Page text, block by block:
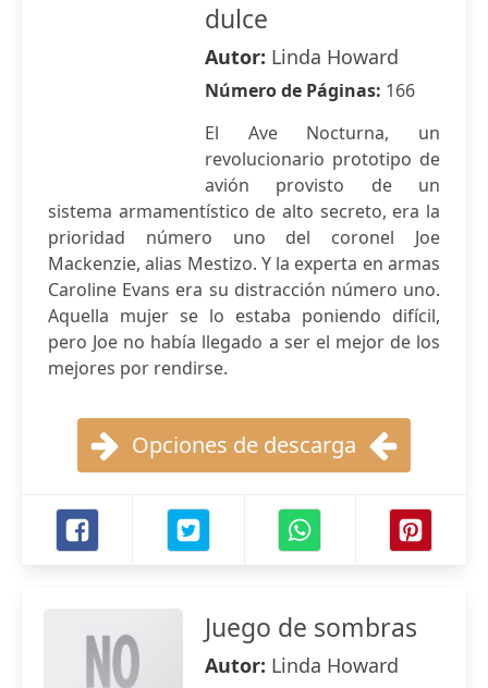
dulce
Autor: Linda Howard
Número de Páginas: 166
El Ave Nocturna, un
revolucionario prototipo de
avión provisto de un
sistema armamentístico de alto secreto, era la
prioridad número uno del coronel Joe
Mackenzie, alias Mestizo. Y la experta en armas
Caroline Evans era su distracción número uno.
Aquella mujer se lo estaba poniendo difícil,
pero Joe no había llegado a ser el mejor de los
mejores por rendirse.
Opciones de descarga
Juego de sombras
Autor: Linda Howard